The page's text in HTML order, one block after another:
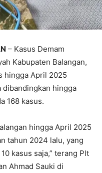
– Kasus Demam
Kabupaten Balangan,
hingga April 2025
dibandingkan hingga
168 kasus.
hingga April 2025
tahun 2024 lalu, yang
kasus saja,” terang Plt
Ahmad Sauki di